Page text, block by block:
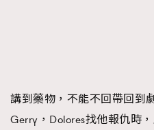
講到藥物，不能不回帶回到
Gerry，Dolores找他報仇時